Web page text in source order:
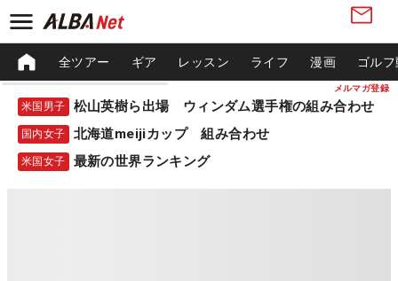
メルマガ登録
全ツアー ギア レッスン ライフ 漫画 ゴル
米国男子 松山英樹ら出場 ウィンダム選手権の組み合わせ
国内女子 北海道meijiカップ 組み合わせ
米国女子 最新の世界ランキング